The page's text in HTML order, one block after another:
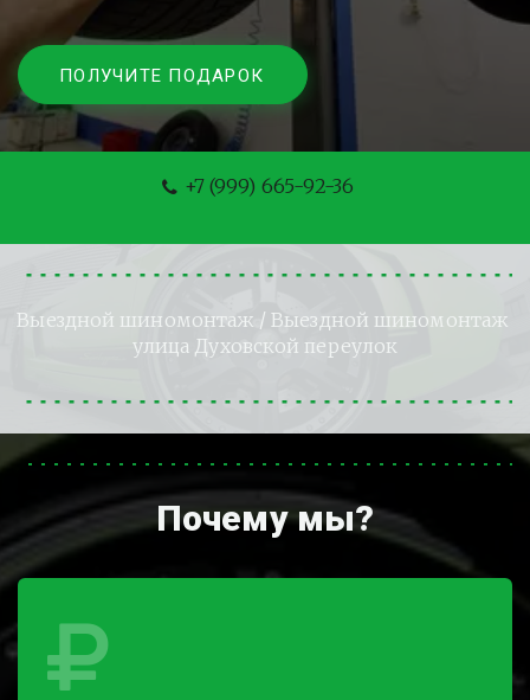
ПОЛУЧИТЕ ПОДАРОК
+7 (999) 665-92-36
Выездной шиномонтаж / Выездной шиномонтаж
улица Духовской переулок
Почему мы?